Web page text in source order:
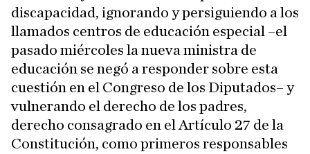
discapacidad, ignorando y persiguiendo a los
llamados centros de educación especial –el
pasado miércoles la nueva ministra de
educación se negó a responder sobre esta
cuestión en el Congreso de los Diputados– y
vulnerando el derecho de los padres,
derecho consagrado en el Artículo 27 de la
Constitución, como primeros responsables